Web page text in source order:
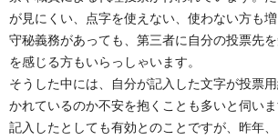
が見にくい、点字を使えない、使わない方も増
守秘義務があっても、第三者に自分の投票先
を感じる方もいらっしゃいます。
そうした中には、自分が記入した文字が投票
かれているのか不安を抱くことも多いと伺い
記入したとしても有効とのことですが、昨年